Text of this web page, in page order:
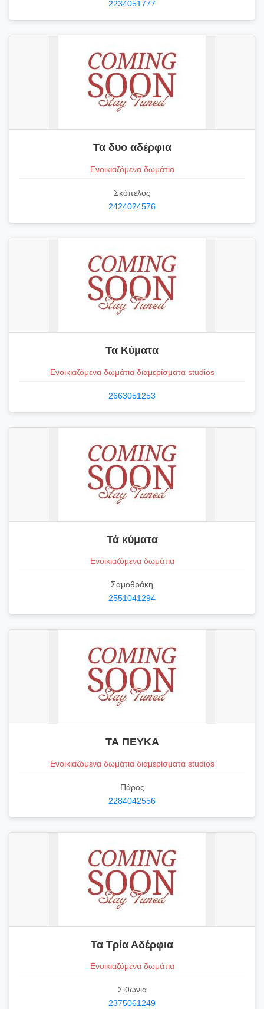
2234051777
Τα δυο αδέρφια
Ενοικιαζόμενα δωμάτια
Σκόπελος
2424024576
Τα Κύματα
Ενοικιαζόμενα δωμάτια διαμερίσματα studios
2663051253
Τά κύματα
Ενοικιαζόμενα δωμάτια
Σαμοθράκη
2551041294
ΤΑ ΠΕΥΚΑ
Ενοικιαζόμενα δωμάτια διαμερίσματα studios
Πάρος
2284042556
Τα Τρία Αδέρφια
Ενοικιαζόμενα δωμάτια
Σιθωνία
2375061249